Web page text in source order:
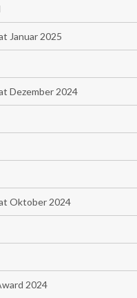
Januar 2025
Dezember 2024
Oktober 2024
2024